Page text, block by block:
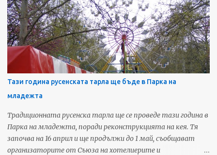
септември. 10 пилона ще бъдат вдигнати пред зала "Арена
Монбат", на които ще се веят знамената на участниците
в надпреварата. В следващите дни градът ще бъде залят с
реклами за събитието, което ще привлече интереса на над
1 милион телевизионни зрители на мач само за срещите в
България. По спирки, на транспаранти и със знамена ще има
информация за провеждането на срещите в Русе. Очаква се
до началото на септември да бъде готов рекламния
обемен надпис РУСЕ, който ще бъде монтиран в Градската
градина. Ще бъде подготвена и богата съпътстваща
програма. Очакват се над 150 000 души да проследят
мачовете на живо само в България. Телевизионната
картина ще бъ...
Тази година русенската тарла ще бъде в Парка на
младежта
Традиционната русенска тарла ще се проведе тази година в
Парка на младежта, поради реконструкцията на кея. Тя
започва на 16 април и ще продължи до 1 май, съобщават
организаторите от Съюза на хотелиерите и